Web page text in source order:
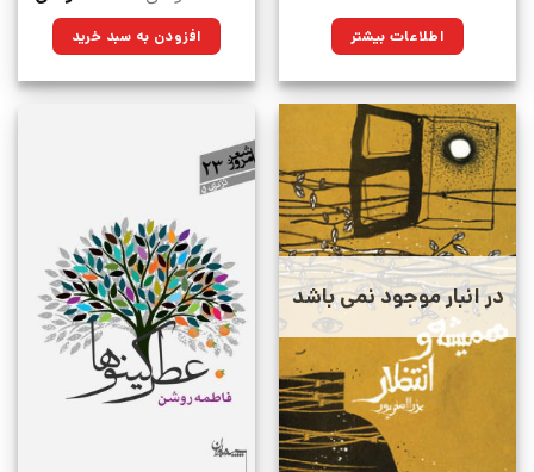
اطلاعات بیشتر ۴۰,۰۰۰تومان
بود.
افزودن به سبد خرید
در انبار موجود نمی باشد